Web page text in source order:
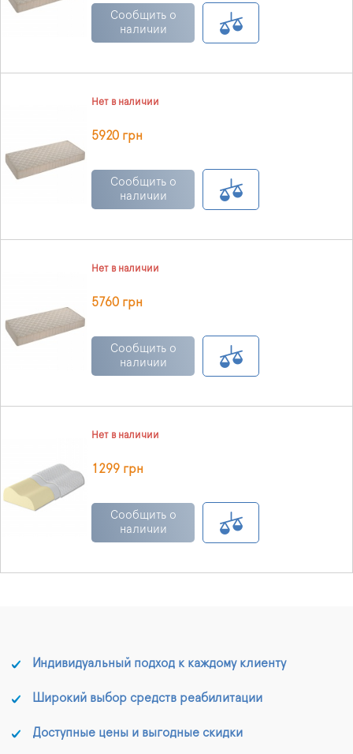
Сообщить о
наличии
Нет в наличии
5920 грн
Сообщить о
наличии
Нет в наличии
5760 грн
Сообщить о
наличии
Нет в наличии
1299 грн
Сообщить о
наличии
Индивидуальный подход к каждому клиенту
Широкий выбор средств реабилитации
Доступные цены и выгодные скидки